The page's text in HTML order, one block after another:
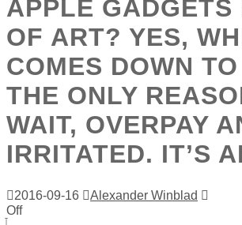
APPLE GADGETS
OF ART? YES,
COMES DOWN
THE ONLY
WAIT, OVERPAY
IRRITATED. IT’S
2016-09-16
Alexander Winblad
Off